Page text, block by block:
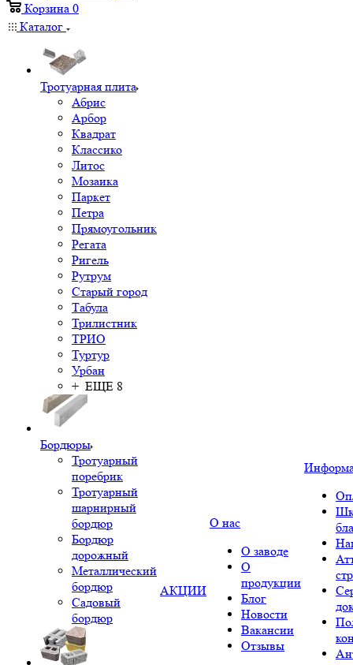
Корзина 0
Каталог
Тротуарная плита
Абрис
Арбор
Квадрат
Классико
Литос
Мозаика
Паркет
Петра
Прямоугольник
Регата
Ригель
Рутрум
Старый город
Табула
Трилистник
ТРИО
Туртур
Урбан
+ ЕЩЕ 8
Бордюры
Тротуарный
поребрик
Тротуарный
шарнирный
бордюр
Бордюр
дорожный
Металлический
бордюр
Садовый
бордюр
АКЦИИ
О нас
О заводе
О
продукции
Блог
Новости
Вакансии
Отзывы